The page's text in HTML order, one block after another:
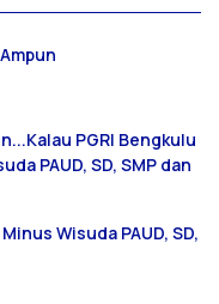
PGRI Bengkulu
PAUD, SD, SMP dan
Wisuda PAUD, SD,